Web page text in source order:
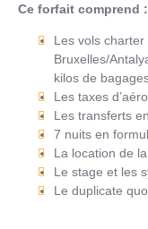
Ce forfait comprend :
Les vols
Bruxelles/
kilos de
Les taxes
Les transferts
7 nuits en
La location de
Le stage et les
Le duplicate